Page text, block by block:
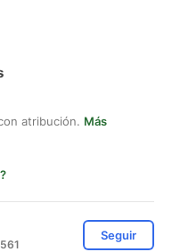
atribución. Más
Seguir